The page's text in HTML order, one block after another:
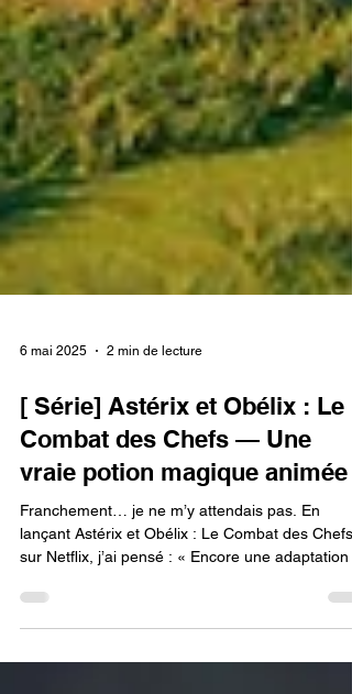
6 mai 2025 2 min de lecture
[ Série] Astérix et Obélix : Le
Combat des Chefs — Une
vraie potion magique animée !
Franchement… je ne m’y attendais pas. En
plus… » Et pourtant, j’ai été agréablement